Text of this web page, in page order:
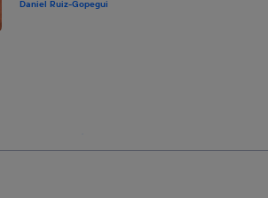
Daniel Ruiz-Gopegui